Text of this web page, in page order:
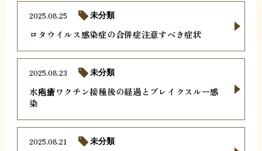
ロタウイルス感染症の合併症注意すべき症状
2025.08.25 未分類
水疱瘡ワクチン接種後の経過とブレイクスルー感
染
2025.08.23 未分類
2025.08.21 未分類